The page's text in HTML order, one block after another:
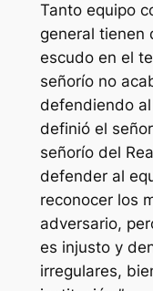
Tanto equipo
general tienen
escudo en el
señorío no
defendiendo
definió el
señorío del
defender al
reconocer los
adversario,
es injusto y
irregulares,